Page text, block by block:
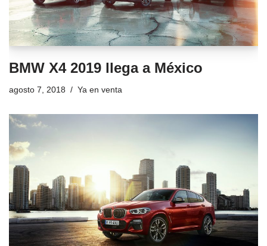
BMW X4 2019 llega a México
agosto 7, 2018 Ya en venta